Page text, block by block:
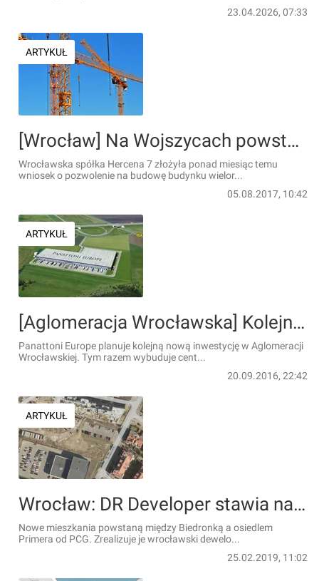
23.04.2026, 07:33
ARTYKUŁ
[Wrocław] Na Wojszycach powstanie kolejne osiedle
Wrocławska spółka Hercena 7 złożyła ponad miesiąc temu
wniosek o pozwolenie na budowę budynku wielor...
05.08.2017, 10:42
ARTYKUŁ
[Aglomeracja Wrocławska] Kolejna inwestycja Panattoni Europe pod Wrocławiem
Panattoni Europe planuje kolejną nową inwestycję w Aglomeracji
Wrocławskiej. Tym razem wybuduje cent...
20.09.2016, 22:42
ARTYKUŁ
Wrocław: DR Developer stawia na Muchobór Wielki. Wybuduje blok
Nowe mieszkania powstaną między Biedronką a osiedlem
Primera od PCG. Zrealizuje je wrocławski dewelo...
25.02.2019, 11:02